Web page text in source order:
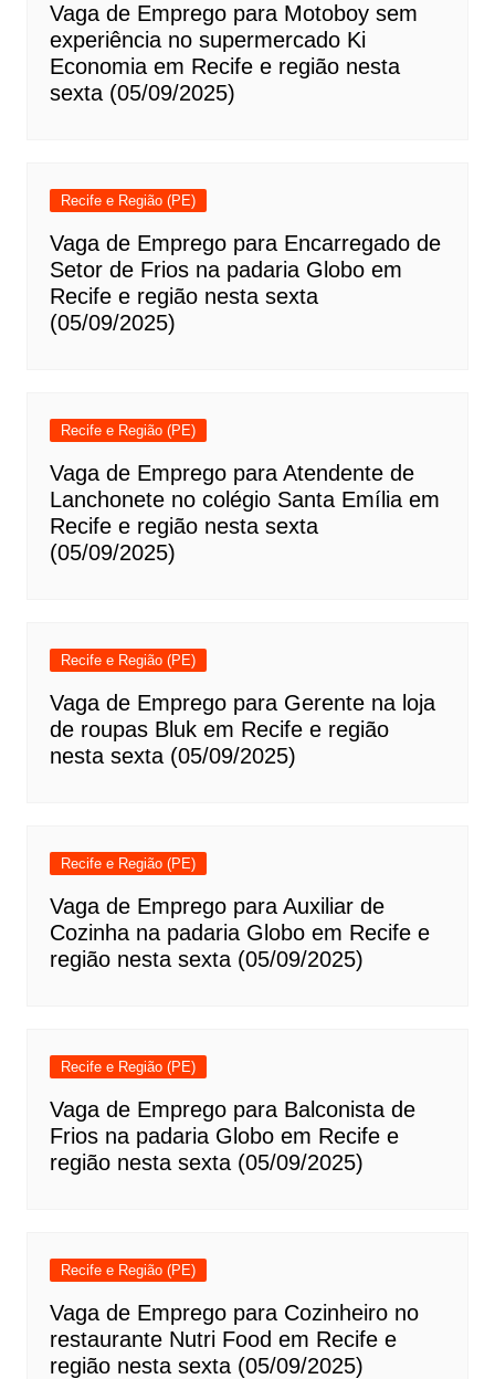
Vaga de Emprego para Motoboy sem
experiência no supermercado Ki
Economia em Recife e região nesta
sexta (05/09/2025)
Recife e Região (PE)
Vaga de Emprego para Encarregado de
Setor de Frios na padaria Globo em
Recife e região nesta sexta
(05/09/2025)
Recife e Região (PE)
Vaga de Emprego para Atendente de
Lanchonete no colégio Santa Emília em
Recife e região nesta sexta
(05/09/2025)
Recife e Região (PE)
Vaga de Emprego para Gerente na loja
de roupas Bluk em Recife e região
nesta sexta (05/09/2025)
Recife e Região (PE)
Vaga de Emprego para Auxiliar de
Cozinha na padaria Globo em Recife e
região nesta sexta (05/09/2025)
Recife e Região (PE)
Vaga de Emprego para Balconista de
Frios na padaria Globo em Recife e
região nesta sexta (05/09/2025)
Recife e Região (PE)
Vaga de Emprego para Cozinheiro no
restaurante Nutri Food em Recife e
região nesta sexta (05/09/2025)